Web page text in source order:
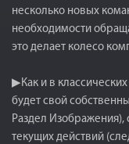
несколько новых
необходимости
это делает колесо
▶Как и в
будет свой
Раздел Изображения),
текущих действий